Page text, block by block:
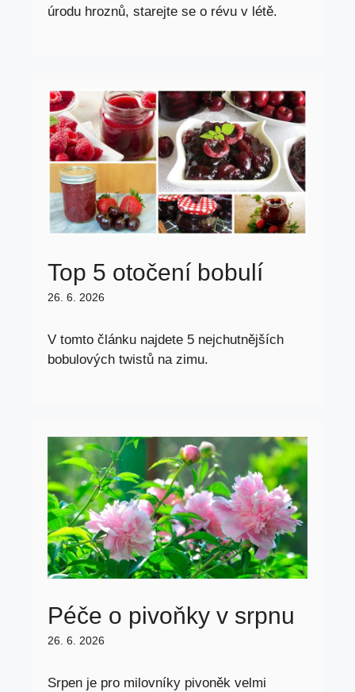
úrodu hroznů, starejte se o révu v létě.
Top 5 otočení bobulí
26. 6. 2026
V tomto článku najdete 5 nejchutnějších
bobulových twistů na zimu.
Péče o pivoňky v srpnu
26. 6. 2026
Srpen je pro milovníky pivoněk velmi